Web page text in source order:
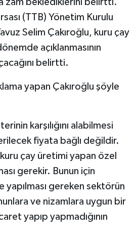
zam beklediklerini belirtti.
(TTB) Yönetim Kurulu
Selim Çakıroğlu, kuru çay
açıklanmasının
belirtti.
yapan Çakıroğlu şöyle
karşılığını alabilmesi
fiyata bağlı değildir.
çay üretimi yapan özel
gerekir. Bunun için
yapılması gereken sektörün
ve nizamlara uygun bir
yapıp yapmadığının